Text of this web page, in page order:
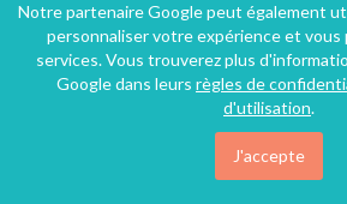
Notre partenaire Google peut également
personnaliser votre expérience et
services. Vous trouverez plus
Google dans leurs règles de
d'utilisation.
J'accepte